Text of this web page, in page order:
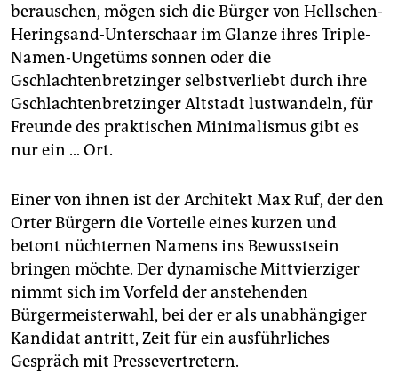
berauschen, mögen sich die Bürger von Hellschen-
Heringsand-Unterschaar im Glanze ihres Triple-
Namen-Ungetüms sonnen oder die
Gschlachtenbretzinger selbstverliebt durch ihre
Gschlachtenbretzinger Altstadt lustwandeln, für
Freunde des praktischen Minimalismus gibt es
nur ein … Ort.
Einer von ihnen ist der Architekt Max Ruf, der den
Orter Bürgern die Vorteile eines kurzen und
betont nüchternen Namens ins Bewusstsein
bringen möchte. Der dynamische Mittvierziger
nimmt sich im Vorfeld der anstehenden
Bürgermeisterwahl, bei der er als unabhängiger
Kandidat antritt, Zeit für ein ausführliches
Gespräch mit Pressevertretern.